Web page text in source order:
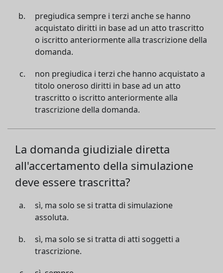
pregiudica sempre i terzi anche se hanno
acquistato diritti in base ad un atto trascritto
o iscritto anteriormente alla trascrizione della
domanda.
non pregiudica i terzi che hanno acquistato a
titolo oneroso diritti in base ad un atto
trascritto o iscritto anteriormente alla
trascrizione della domanda.
La domanda giudiziale diretta
all'accertamento della simulazione
deve essere trascritta?
sì, ma solo se si tratta di simulazione
assoluta.
sì, ma solo se si tratta di atti soggetti a
trascrizione.